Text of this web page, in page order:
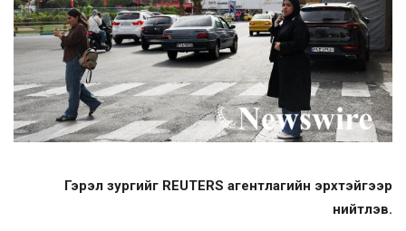
Гэрэл зургийг REUTERS агентлагийн эрхтэйгээр
нийтлэв.